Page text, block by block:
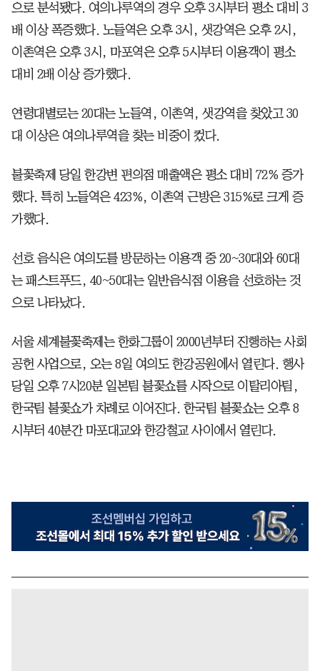
으로 분석됐다. 여의나루역의 경우 오후 3시부터 평소 대비 3
배 이상 폭증했다. 노들역은 오후 3시, 샛강역은 오후 2시,
이촌역은 오후 3시, 마포역은 오후 5시부터 이용객이 평소
대비 2배 이상 증가했다.
연령대별로는 20대는 노들역, 이촌역, 샛강역을 찾았고 30
대 이상은 여의나루역을 찾는 비중이 컸다.
불꽃축제 당일 한강변 편의점 매출액은 평소 대비 72% 증가
했다. 특히 노들역은 423%, 이촌역 근방은 315%로 크게 증
가했다.
선호 음식은 여의도를 방문하는 이용객 중 20~30대와 60대
는 패스트푸드, 40~50대는 일반음식점 이용을 선호하는 것
으로 나타났다.
서울 세계불꽃축제는 한화그룹이 2000년부터 진행하는 사회
공헌 사업으로, 오는 8일 여의도 한강공원에서 열린다. 행사
당일 오후 7시20분 일본팀 불꽃쇼를 시작으로 이탈리아팀,
한국팀 불꽃쇼가 차례로 이어진다. 한국팀 불꽃쇼는 오후 8
시부터 40분간 마포대교와 한강철교 사이에서 열린다.